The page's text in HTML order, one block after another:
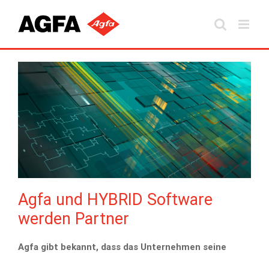
content
Agfa und HYBRID Software
werden Partner
Agfa gibt bekannt, dass das Unternehmen seine